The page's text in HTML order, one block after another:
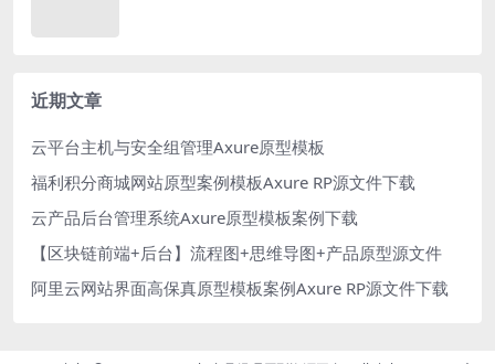
近期文章
云平台主机与安全组管理Axure原型模板
福利积分商城网站原型案例模板Axure RP源文件下载
云产品后台管理系统Axure原型模板案例下载
【区块链前端+后台】流程图+思维导图+产品原型源文件
阿里云网站界面高保真原型模板案例Axure RP源文件下载